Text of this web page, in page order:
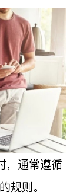
，通常遵循
规则。